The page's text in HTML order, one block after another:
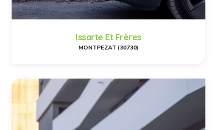
Issarte Et Frères
MONTPEZAT (30730)